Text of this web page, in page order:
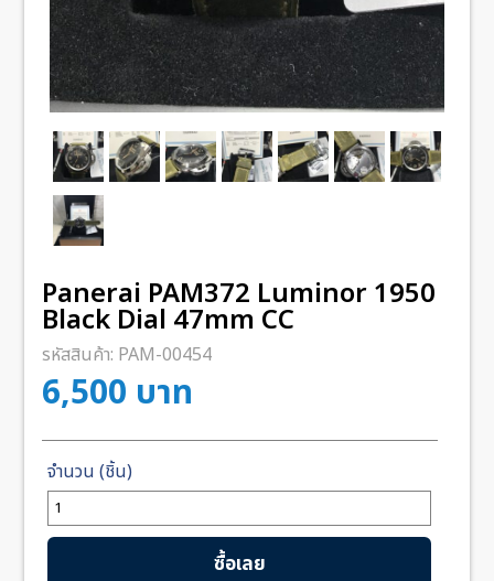
Panerai PAM372 Luminor 1950
Black Dial 47mm CC
รหัสสินค้า: PAM-00454
6,500 บาท
จำนวน
Panerai
PAM372
ซื้อเลย